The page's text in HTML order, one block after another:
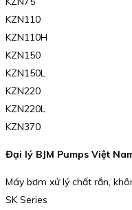
KZN110
KZN110H
KZN150
KZN150L
KZN220
KZN220L
KZN370
Đại lý BJM Pumps Việt
Máy bơm xử lý chất rắn,
SK Series